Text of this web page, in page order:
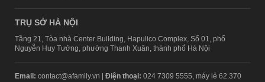
TRỤ SỞ HÀ NỘI
Tầng 21, Tòa nhà Center Building, Hapulico Complex, Số 01, phố
Nguyễn Huy Tưởng, phường Thanh Xuân, thành phố Hà Nội
Email: contact@afamily.vn | Điện thoại: 024 7309 5555, máy lẻ 62.370